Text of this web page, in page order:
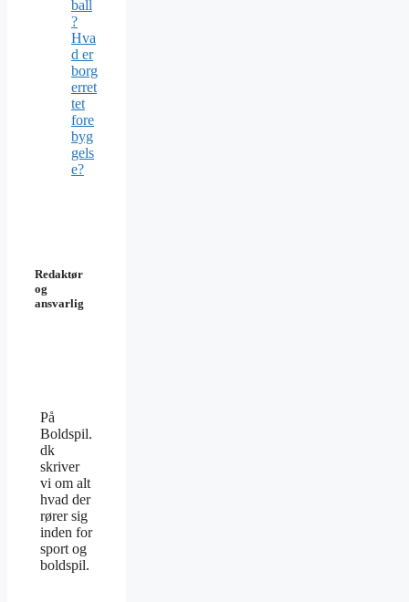
ball
?
Hva
d er
borg
erret
tet
fore
byg
gels
e?
Redaktør
og
ansvarlig
På
Boldspil.
dk
skriver
vi om alt
hvad der
rører sig
inden for
sport og
boldspil.